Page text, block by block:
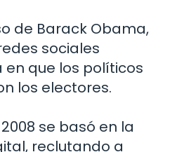
de Barack Obama,
sociales
que los políticos
los electores.
se basó en la
reclutando a